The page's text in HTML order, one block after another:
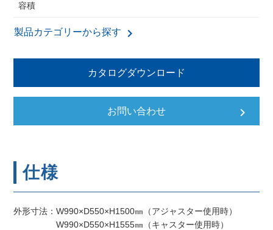
容積
製品カテゴリーから探す keyboard_arrow_right
カタログダウンロード
お問い合わせ keyboard_arrow_right
仕様
外形寸法：W990×D550×H1500㎜（アジャスター使用時）
W990×D550×H1555㎜（キャスター使用時）